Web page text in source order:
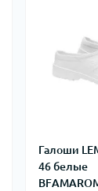
Галоши
46 белые